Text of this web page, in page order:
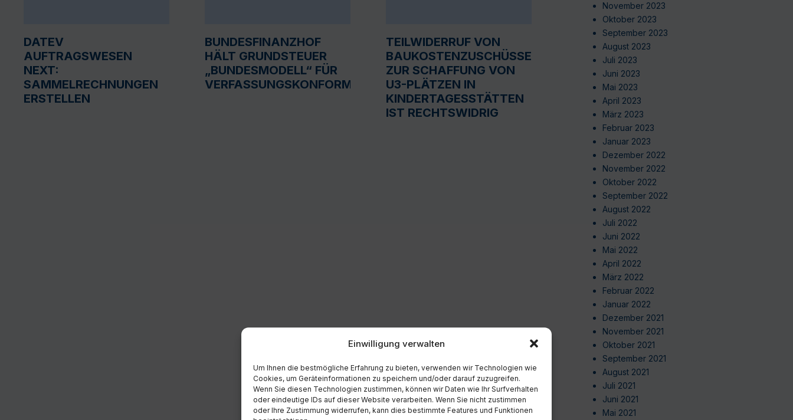
Einwilligung verwalten
Um Ihnen die bestmögliche Erfahrung zu bieten, verwenden wir Technologien wie
Cookies, um Geräteinformationen zu speichern und/oder darauf zuzugreifen.
Wenn Sie diesen Technologien zustimmen, können wir Daten wie Ihr Surfverhalten
oder eindeutige IDs auf dieser Website verarbeiten. Wenn Sie nicht zustimmen
oder Ihre Zustimmung widerrufen, kann dies bestimmte Features und Funktionen
DATEV
AUFTRAGSWESEN
NEXT:
SAMMELRECHNUNGEN
ERSTELLEN
BUNDESFINANZHOF
HÄLT GRUNDSTEUER
„BUNDESMODELL“ FÜR
VERFASSUNGSKONFORM
TEILWIDERRUF VON
BAUKOSTENZUSCHÜSSEN
ZUR SCHAFFUNG VON
U3-PLÄTZEN IN
KINDERTAGESSTÄTTEN
IST RECHTSWIDRIG
November 2023
Oktober 2023
September 2023
August 2023
Juli 2023
Juni 2023
Mai 2023
April 2023
März 2023
Februar 2023
Januar 2023
Dezember 2022
November 2022
Oktober 2022
September 2022
August 2022
Juli 2022
Juni 2022
Mai 2022
April 2022
März 2022
Februar 2022
Januar 2022
Dezember 2021
November 2021
Oktober 2021
September 2021
August 2021
Juli 2021
Juni 2021
Mai 2021